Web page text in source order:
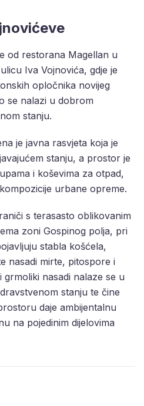
od restorana Magellan u
Iva Vojnovića, gdje je
opločnika novijeg
se nalazi u dobrom
stanju.
je javna rasvjeta koja je
stanju, a prostor je
i koševima za otpad,
urbane opreme.
s terasasto oblikovanim
zoni Gospinog polja, pri
stabla košćela,
nasadi mirte, pitospore i
nasadi nalaze se u
stanju te čine
daje ambijentalnu
na pojedinim dijelovima